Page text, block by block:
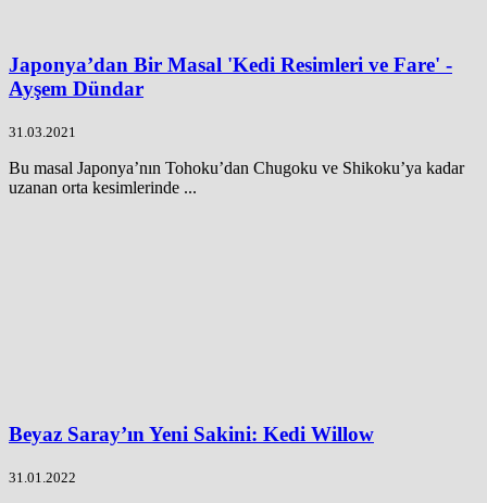
Japonya’dan Bir Masal 'Kedi Resimleri ve Fare' -
Ayşem Dündar
31.03.2021
Bu masal Japonya’nın Tohoku’dan Chugoku ve Shikoku’ya kadar
uzanan orta kesimlerinde ...
Beyaz Saray’ın Yeni Sakini: Kedi Willow
31.01.2022